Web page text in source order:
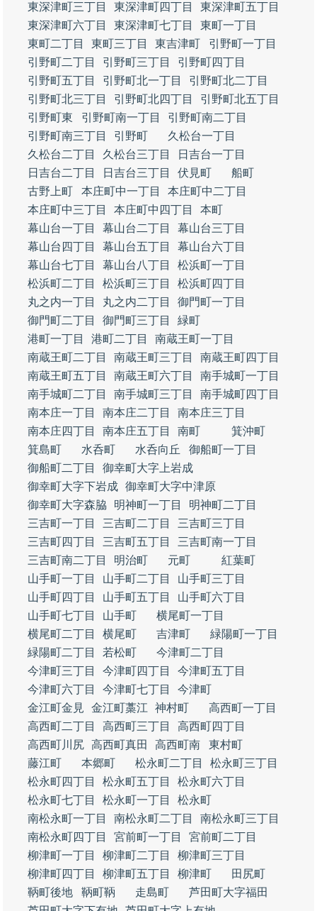
東深津町三丁目
東深津町四丁目
東深津町五丁目
東深津町六丁目
東深津町七丁目
東町一丁目
東町二丁目
東町三丁目 東吉津町
引野町一丁目
引野町二丁目
引野町三丁目
引野町四丁目
引野町五丁目
引野町北一丁目
引野町北二丁目
引野町北三丁目
引野町北四丁目
引野町北五丁目
引野町東
引野町南一丁目
引野町南二丁目
引野町南三丁目
引野町
久松台一丁目
久松台二丁目
久松台三丁目
日吉台一丁目
日吉台二丁目
日吉台三丁目 伏見町
船町
古野上町
本庄町中一丁目
本庄町中二丁目
本庄町中三丁目
本庄町中四丁目
本町
幕山台一丁目
幕山台二丁目
幕山台三丁目
幕山台四丁目
幕山台五丁目
幕山台六丁目
幕山台七丁目
幕山台八丁目
松浜町一丁目
松浜町二丁目
松浜町三丁目
松浜町四丁目
丸之内一丁目
丸之内二丁目
御門町一丁目
御門町二丁目
御門町三丁目
緑町
港町一丁目
港町二丁目
南蔵王町一丁目
南蔵王町二丁目
南蔵王町三丁目
南蔵王町四丁目
南蔵王町五丁目
南蔵王町六丁目
南手城町一丁目
南手城町二丁目
南手城町三丁目
南手城町四丁目
南本庄一丁目
南本庄二丁目
南本庄三丁目
南本庄四丁目
南本庄五丁目 南町
箕沖町
箕島町
水呑町 水呑向丘
御船町一丁目
御船町二丁目
御幸町大字上岩成
御幸町大字下岩成 御幸町大字中津原
御幸町大字森脇
明神町一丁目
明神町二丁目
三吉町一丁目
三吉町二丁目
三吉町三丁目
三吉町四丁目
三吉町五丁目
三吉町南一丁目
三吉町南二丁目
明治町 元町
紅葉町
山手町一丁目
山手町二丁目
山手町三丁目
山手町四丁目
山手町五丁目
山手町六丁目
山手町七丁目
山手町
横尾町一丁目
横尾町二丁目
横尾町 吉津町
緑陽町一丁目
緑陽町二丁目
若松町
今津町二丁目
今津町三丁目
今津町四丁目
今津町五丁目
今津町六丁目
今津町七丁目
今津町
金江町金見
金江町藁江 神村町
高西町一丁目
高西町二丁目
高西町三丁目
高西町四丁目
高西町川尻 高西町真田 高西町南
東村町
藤江町
本郷町 松永町二丁目
松永町三丁目
松永町四丁目
松永町五丁目
松永町六丁目
松永町七丁目
松永町一丁目
松永町
南松永町一丁目
南松永町二丁目
南松永町三丁目
南松永町四丁目
宮前町一丁目
宮前町二丁目
柳津町一丁目
柳津町二丁目
柳津町三丁目
柳津町四丁目
柳津町五丁目 柳津町
田尻町
鞆町後地
鞆町鞆 走島町
芦田町大字福田